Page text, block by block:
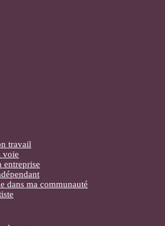
travail
voie
entreprise
dans ma communauté